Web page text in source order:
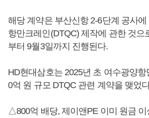
해당 계약은 부산신항 2-6단계 공사
항만크레인(DTQC) 제작에 관한 것으
부터 9월3일까지 진행된다.
HD현대삼호는 2025년 초 여수광양
0억 원 규모 DTQC 관련 계약을 맺었
△800억 배당, 제이앤PE 이미 원금 이